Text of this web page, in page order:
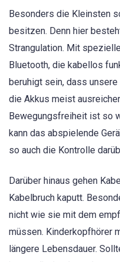
Besonders die Kleinsten
besitzen. Denn hier
Strangulation. Mit
Bluetooth, die kabellos
beruhigt sein, dass
die Akkus meist
Bewegungsfreiheit ist so
kann das abspielende
so auch die Kontrolle
Darüber hinaus gehen
Kabelbruch kaputt.
nicht wie sie mit dem
müssen. Kinderkopfhörer
längere Lebensdauer.